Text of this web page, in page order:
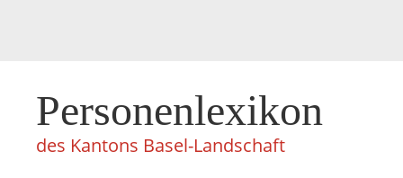
Personenlexikon
des Kantons Basel-Landschaft